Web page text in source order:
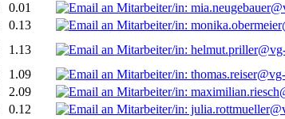
0.01
0.13
1.13
1.09
2.09
0.12